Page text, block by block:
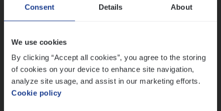
Consent Details About
We use cookies
By clicking “Accept all cookies”, you agree to the storing
of cookies on your device to enhance site navigation,
analyze site usage, and assist in our marketing efforts.
Cookie policy
Mathias houdt van diepgaande dossiers én droge
humor
werk
Ons sollicitatieproces